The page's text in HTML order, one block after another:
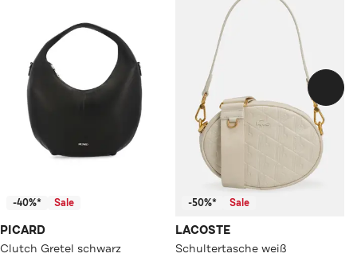
-40%* Sale
PICARD
Clutch Gretel schwarz
-50%* Sale
LACOSTE
Schultertasche weiß